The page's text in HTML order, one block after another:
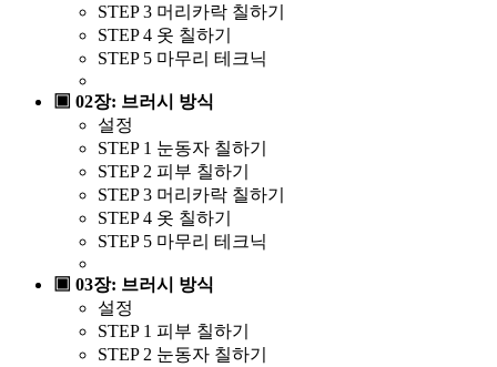
STEP 3 머리카락 칠하기
STEP 4 옷 칠하기
STEP 5 마무리 테크닉
▣ 02장: 브러시 방식
설정
STEP 1 눈동자 칠하기
STEP 2 피부 칠하기
STEP 3 머리카락 칠하기
STEP 4 옷 칠하기
STEP 5 마무리 테크닉
▣ 03장: 브러시 방식
설정
STEP 1 피부 칠하기
STEP 2 눈동자 칠하기